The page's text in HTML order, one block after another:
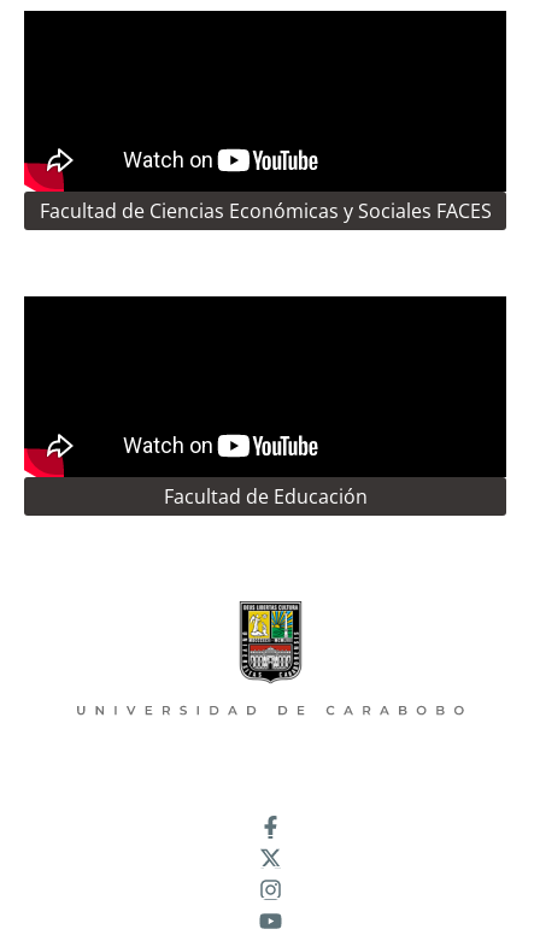
Facultad de Ciencias Económicas y Sociales FACES
Facultad de Educación